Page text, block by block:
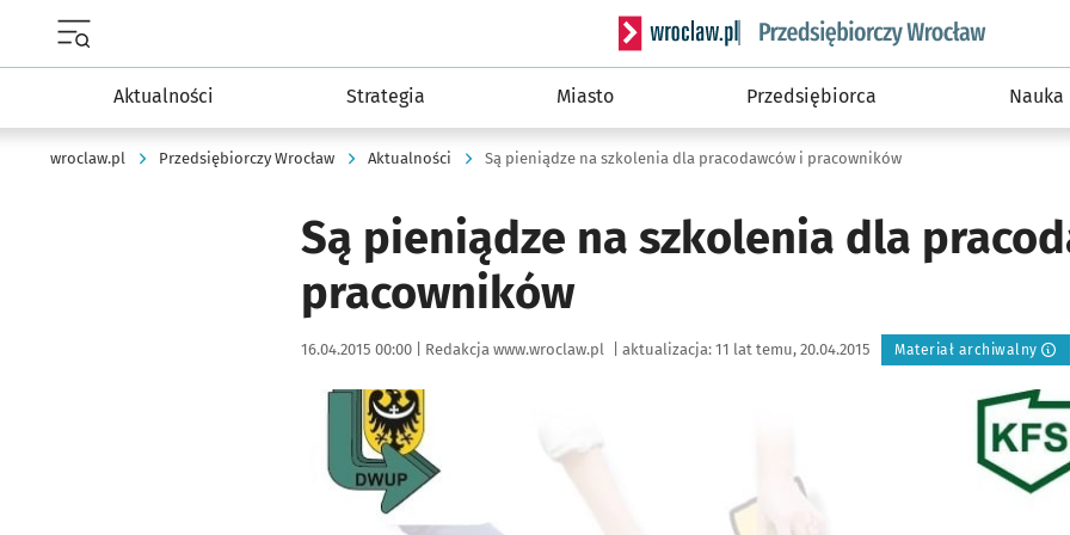
Serwis informacyjny wroclaw.pl podserwis:
Aktualności Strategia Miasto Przedsiębiorca Nauka
wroclaw.pl Przedsiębiorczy Wrocław Aktualności Są pieniądze na szkolenia dla pracodawców i pracowników
Są pieniądze na szkolenia dla
pracowników
Data publikacji:
16.04.2015 00:00 | Autor:
Redakcja www.wroclaw.pl aktualizacja: 11 lat temu, 20.04.2015 Materiał archiwalny
Kliknij, aby powiększyć